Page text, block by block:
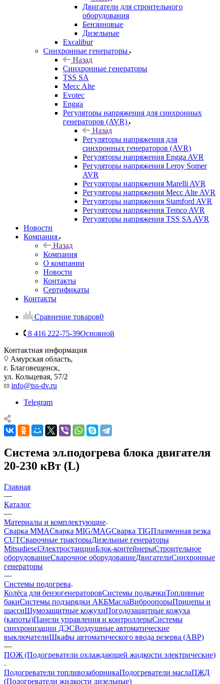
Двигатели для строительного
оборудования
Бензиновые
Дизельные
Excalibur
Синхронные генераторы
Назад
Синхронные генераторы
TSS SA
Mecc Alte
Evotec
Engga
Регуляторы напряжения для синхронных
генераторов (AVR)
Назад
Регуляторы напряжения для
синхронных генераторов (AVR)
Регуляторы напряжения Engga AVR
Регуляторы напряжения Leroy Somer
AVR
Регуляторы напряжения Marelli AVR
Регуляторы напряжения Mecc Alte AVR
Регуляторы напряжения Stamford AVR
Регуляторы напряжения Temco AVR
Регуляторы напряжения TSS SA AVR
Новости
Компания
Назад
Компания
О компании
Новости
Контакты
Сертификаты
Контакты
Сравнение товаров0
8 416 222-75-39Основной
Контактная информация
Амурская область,
г. Благовещенск,
ул. Кольцевая, 57/2
info@tss-dv.ru
Telegram
Система эл.подогрева блока двигателя
20-230 кВт (L)
Главная
—
Каталог
—
Материалы и комплектующие
Сварка MMAСварка MIG/MAGСварка TIGПлазменная резка
CUTСварочные тракторыДизельные генераторы
MitsudieselЭлектростанцииБлок-контейнерыСтроительное
оборудованиеСварочное оборудованиеДвигателиСинхронные
генераторы
—
Системы подогрева
Колёса для бензогенераторовСистемы подкачкиТопливные
бакиСистемы подзарядки АКБМаслаВиброопорыПрицепы и
шассиШумозащитные кожухиПогодозащитные кожуха
(капоты)Панели управления и контроллерыСистемы
синхронизации ДЭСВоздушные автоматические
выключателиШкафы автоматического ввода резерва (АВР)
—
ПОЖ (Подогреватели охлаждающей жидкости электрические)
Подогреватели топливозаборникаПодогреватели маслаПЖД
(Подогреватели жидкости дизельные)